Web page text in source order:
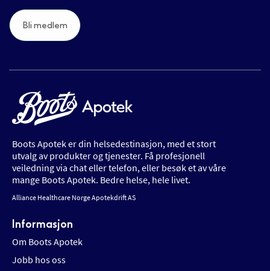
Bli medlem
Boots Apotek er din helsedestinasjon, med et stort
utvalg av produkter og tjenester. Få profesjonell
veiledning via chat eller telefon, eller besøk et av våre
mange Boots Apotek. Bedre helse, hele livet.
Alliance Healthcare Norge Apotekdrift AS
Informasjon
Om Boots Apotek
Jobb hos oss